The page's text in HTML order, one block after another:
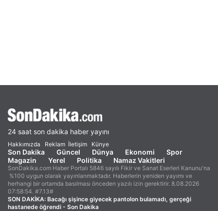
24 saat son dakika haber yayını
Hakkımızda Reklam İletişim Künye
Son Dakika Güncel Dünya Ekonomi
Spor
Magazin
Yerel Politika Namaz Vakitleri
SonDakika.com Haber Portalı 5846 sayılı Fikir ve Sanat Eserleri Kanunu'na
%100 uygun olarak yayınlanmaktadır. Haberlerin yeniden yayımı ve
herhangi bir ortamda basılması önceden yazılı izin gerektirir. 8.08.2026
07:58:54. #7.13#
SON DAKİKA: Bacağı şişince giyecek pantolon bulamadı, gerçeği
hastanede öğrendi - Son Dakika